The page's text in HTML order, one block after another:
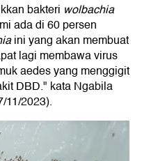
bakteri wolbachia
ada di 60 persen
ini yang akan membuat
lagi membawa virus
aedes yang menggigit
DBD." kata Ngabila
11/2023).